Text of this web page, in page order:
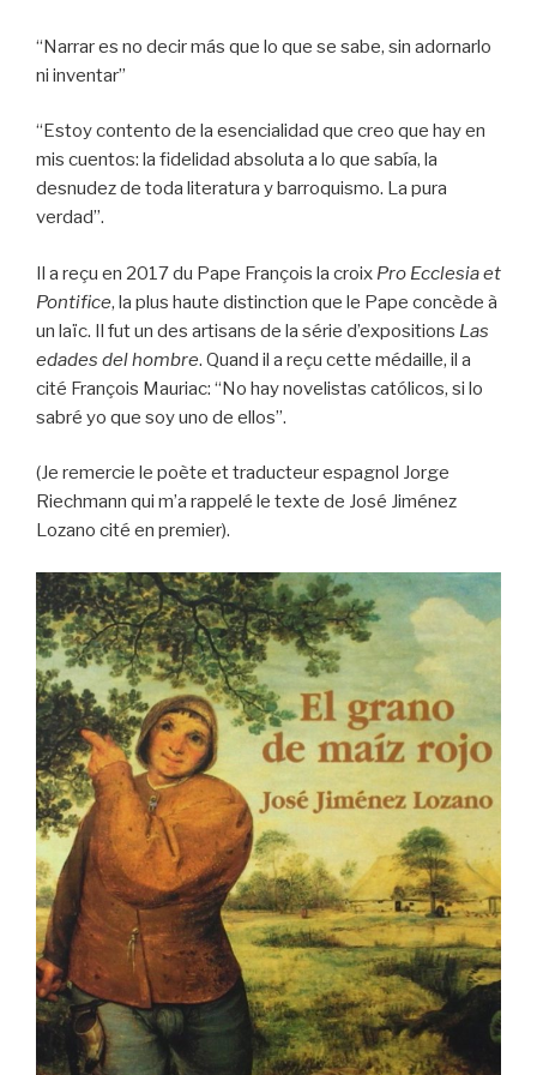
“Narrar es no decir más que lo que se sabe, sin adornarlo
ni inventar”
“Estoy contento de la esencialidad que creo que hay en
mis cuentos: la fidelidad absoluta a lo que sabía, la
desnudez de toda literatura y barroquismo. La pura
verdad”.
Il a reçu en 2017 du Pape François la croix Pro Ecclesia et
Pontifice, la plus haute distinction que le Pape concède à
un laïc. Il fut un des artisans de la série d’expositions Las
edades del hombre. Quand il a reçu cette médaille, il a
cité François Mauriac: “No hay novelistas católicos, si lo
sabré yo que soy uno de ellos”.
(Je remercie le poète et traducteur espagnol Jorge
Riechmann qui m’a rappelé le texte de José Jiménez
Lozano cité en premier).